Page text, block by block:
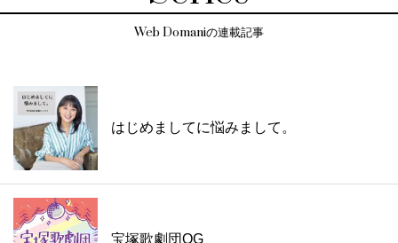
Web Domaniの連載記事
はじめましてに悩みまして。
宝塚歌劇団OG